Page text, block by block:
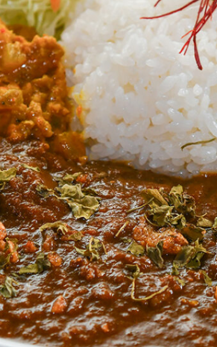
NEW OPEN
CULTURE
関西で開催。
おすすめの映画
誠光社で選び
紹介します。
Instagram